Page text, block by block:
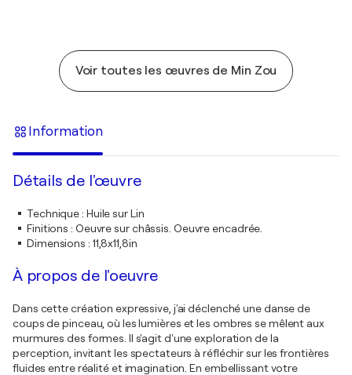
Voir toutes les œuvres de Min Zou
Information
Détails de l'œuvre
Technique: Huile sur Lin
Finitions : Oeuvre sur châssis. Oeuvre encadrée.
Dimensions : 11,8x11,8in
À propos de l'oeuvre
Dans cette création expressive, j'ai déclenché une danse de
coups de pinceau, où les lumières et les ombres se mêlent aux
murmures des formes. Il s'agit d'une exploration de la
perception, invitant les spectateurs à réfléchir sur les frontières
fluides entre réalité et imagination. En embellissant votre